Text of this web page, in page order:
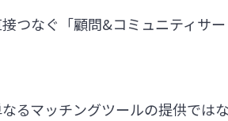
つなぐ「顧問&コミュニティサ
るマッチングツールの提供では